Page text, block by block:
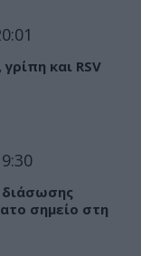
και RSV
σημείο στη